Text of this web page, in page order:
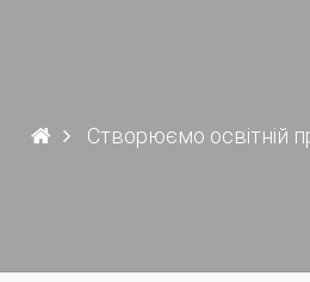
Створюємо освітній